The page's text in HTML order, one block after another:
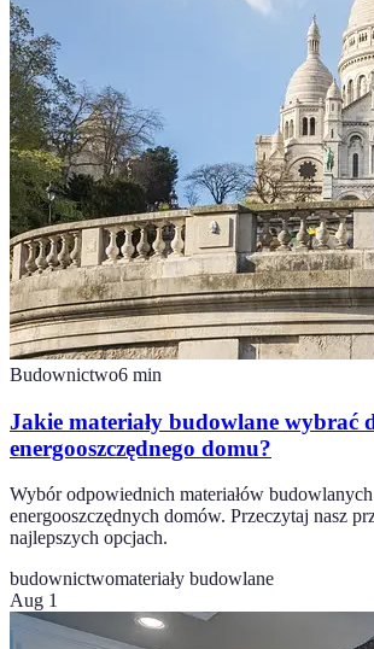
Budownictwo6 min
Jakie materiały budowlane wybrać
energooszczędnego domu?
Wybór odpowiednich materiałów
energooszczędnych domów. Przeczytaj nasz
najlepszych opcjach.
budownictwomateriały budowlane
Aug 1